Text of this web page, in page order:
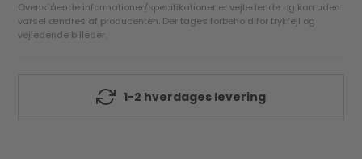
Ovenstående informationer/specifikationer er vejledende og kan uden
varsel ændres af producenten. Der tages forbehold for trykfejl og
vejledende billeder.
1-2 hverdages levering